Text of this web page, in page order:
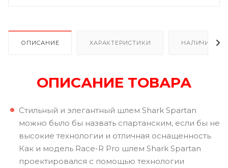
ОПИСАНИЕ ХАРАКТЕРИСТИКИ НАЛИЧИЕ В
ОПИСАНИЕ ТОВАРА
Стильный и элегантный шлем Shark Spartan
можно было бы назвать спартанским, если бы не
высокие технологии и отличная оснащенность.
Как и модель Race-R Pro шлем Shark Spartan
проектировался с помощью технологии